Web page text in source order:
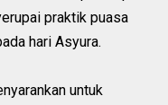
praktik puasa
hari Asyura.
untuk